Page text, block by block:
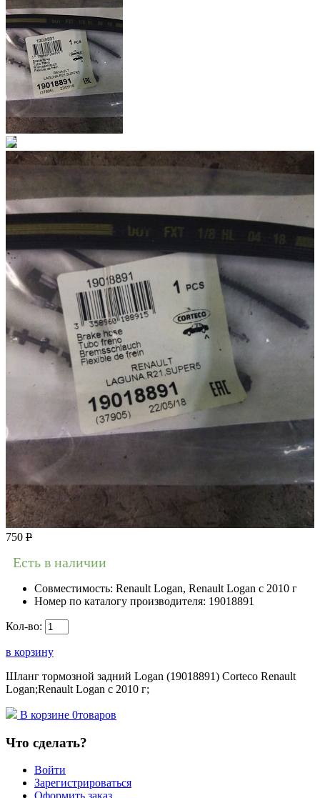
750 Р
Есть в наличии
Совместимость: Renault Logan, Renault Logan c 2010 г
Номер по каталогу производителя: 19018891
Кол-во:
в корзину
Шланг тормозной задний Logan (19018891) Corteco Renault
Logan;Renault Logan c 2010 г;
В корзине 0товаров
Что сделать?
Войти
Зарегистрироваться